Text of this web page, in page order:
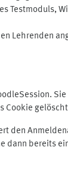
Testmoduls,
Lehrenden
Cookie
den
bereits